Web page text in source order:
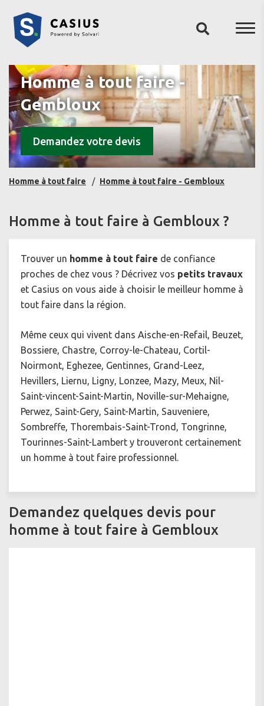
Homme à tout faire -
Gembloux
Demandez votre devis
Homme à tout faire Homme à tout faire - Gembloux
Homme à tout faire à Gembloux ?
Trouver un homme à tout faire de confiance
proches de chez vous ? Décrivez vos petits travaux
et Casius on vous aide à choisir le meilleur homme à
tout faire dans la région.
Même ceux qui vivent dans Aische-en-Refail, Beuzet,
Bossiere, Chastre, Corroy-le-Chateau, Cortil-
Noirmont, Eghezee, Gentinnes, Grand-Leez,
Hevillers, Liernu, Ligny, Lonzee, Mazy, Meux, Nil-
Saint-vincent-Saint-Martin, Noville-sur-Mehaigne,
Perwez, Saint-Gery, Saint-Martin, Sauveniere,
Sombreffe, Thorembais-Saint-Trond, Tongrinne,
Tourinnes-Saint-Lambert y trouveront certainement
un homme à tout faire professionnel.
Demandez quelques devis pour
homme à tout faire à Gembloux